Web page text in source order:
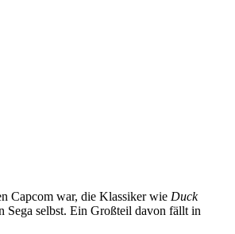
Capcom war, die Klassiker wie Duck
Sega selbst. Ein Großteil davon fällt in